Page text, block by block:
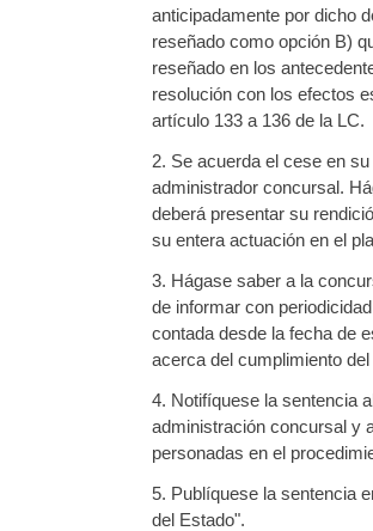
anticipadamente por dicho
reseñado como opción B)
reseñado en los
resolución con los efectos
artículo 133 a 136 de la LC.
2. Se acuerda el cese en
administrador concursal.
deberá presentar su
su entera actuación en el
3. Hágase saber a la
de informar con
contada desde la fecha de
acerca del cumplimiento
4. Notifíquese la sentencia
administración concursal y
personadas en el
5. Publíquese la sentencia
del Estado".